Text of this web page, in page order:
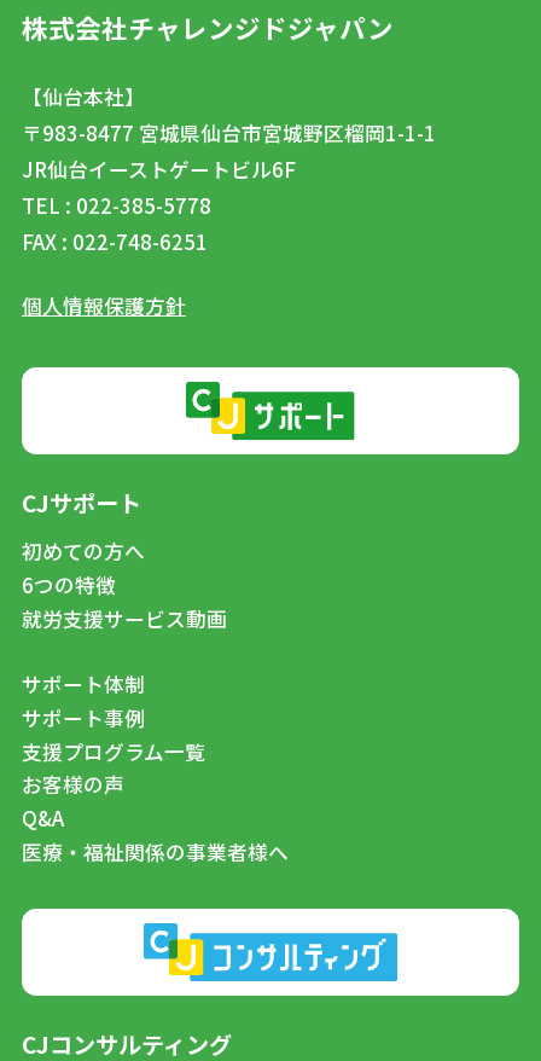
株式会社チャレンジドジャパン
【仙台本社】
〒983-8477 宮城県仙台市宮城野区榴岡1-1-1
JR仙台イーストゲートビル6F
TEL : 022-385-5778
FAX : 022-748-6251
個人情報保護方針
CJサポート
初めての方へ
6つの特徴
就労支援サービス動画
サポート体制
サポート事例
支援プログラム一覧
お客様の声
Q&A
医療・福祉関係の事業者様へ
CJコンサルティング